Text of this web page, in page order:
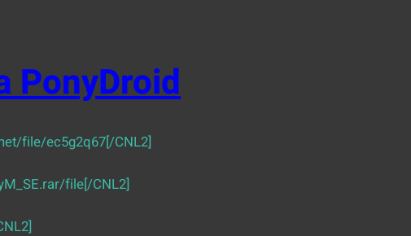
PonyDroid
file/ec5g2q67[/CNL2]
file[/CNL2]